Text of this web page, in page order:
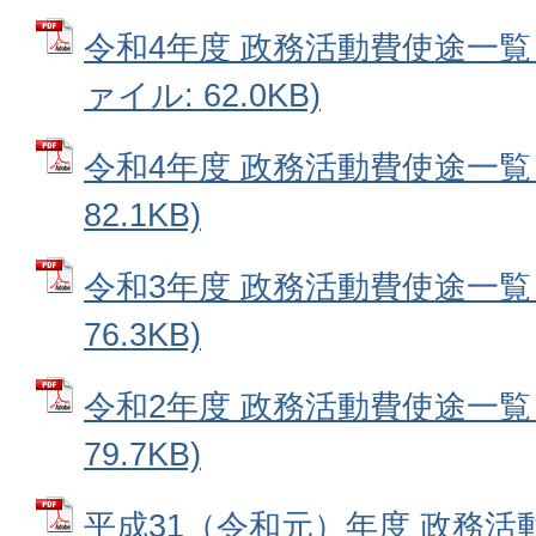
令和4年度 政務活動費使途一
ァイル: 62.0KB)
令和4年度 政務活動費使途一
82.1KB)
令和3年度 政務活動費使途一
76.3KB)
令和2年度 政務活動費使途一
79.7KB)
平成31（令和元）年度 政務活